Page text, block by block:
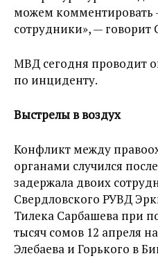
можем комментировать
сотрудники», — говорит
МВД сегодня проводит
по инциденту.
Выстрелы в воздух
Конфликт между
органами случился
задержала двоих
Свердловского РУВД
Тилека Сарбашева при
тысяч сомов 12 апреля
Элебаева и Горького в